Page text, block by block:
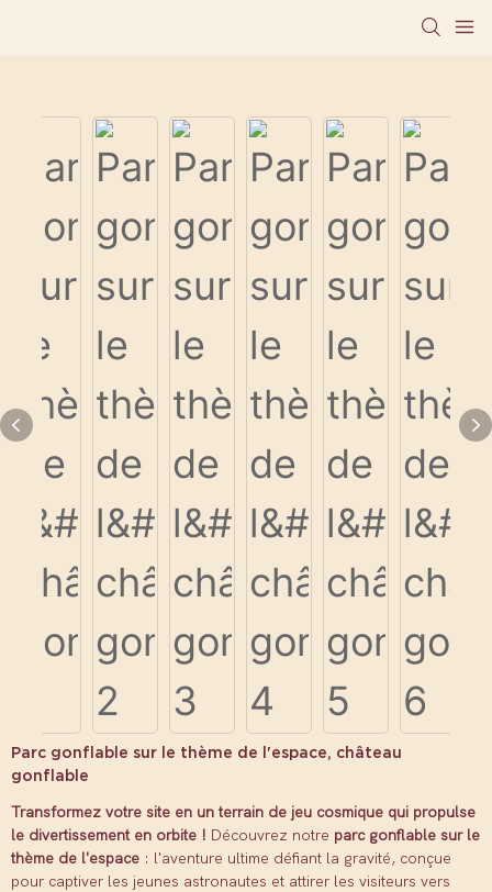
Parc gonflable sur le thème de l'espace, château
gonflable
Transformez votre site en un terrain de jeu cosmique qui propulse
le divertissement en orbite ! Découvrez notre parc gonflable sur le
thème de l'espace : l'aventure ultime défiant la gravité, conçue
pour captiver les jeunes astronautes et attirer les visiteurs vers